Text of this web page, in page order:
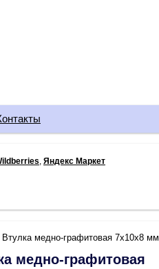
Яндекс Маркет
Втулка медно-графитовая 7х10х8 мм
медно-графитовая